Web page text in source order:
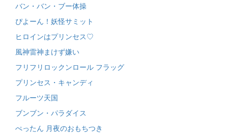
バン・バン・ブー体操
ぴよーん！妖怪サミット
ヒロインはプリンセス♡
風神雷神まけず嫌い
フリフリロックンロール フラッグ
プリンセス・キャンディ
フルーツ天国
ブンブン・パラダイス
ぺったん 月夜のおもちつき